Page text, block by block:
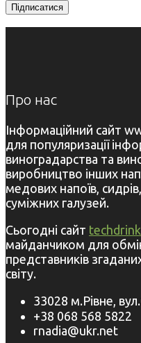
Про нас
Інформаційний сайт
для популяризації
виноградарства та
виробництво інших
медових напоїв,
суміжних галузей.
Сьогодні сайт
майданчиком для
представників
світу.
33028 м.Рівне,
+38 068 568 5822
rnadia@ukr.net